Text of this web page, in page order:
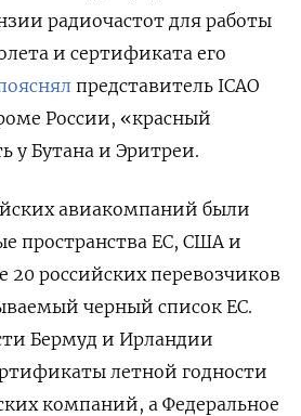
радиочастот для работы
и сертификата его
представитель ICAO
России, «красный
у Бутана и Эритреи.
авиакомпаний были
пространства ЕС, США и
20 российских перевозчиков
черный список ЕС.
Бермуд и Ирландии
летной годности
компаний, а Федеральное